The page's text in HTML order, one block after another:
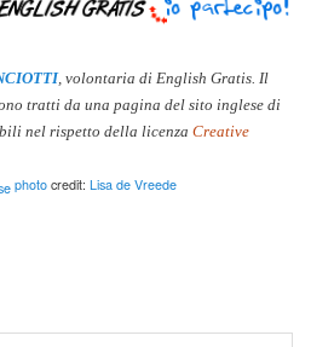
, volontaria di English Gratis. Il
tratti da una pagina del sito inglese di
nel rispetto della licenzaCreative
photo credit:Lisa de Vreede